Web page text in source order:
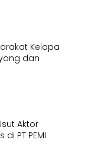
Kelapa
dan
Aktor
PT PEMI